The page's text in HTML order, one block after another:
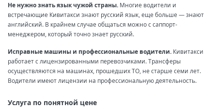
Не нужно знать язык чужой страны. Многие водители и
встречающие Кивитакси знают русский язык, еще больше — знают
английский. В крайнем случае общаться можно с саппорт-
менеджером, который точно знает русский.
Исправные машины и профессиональные водители. Кивитакси
работает с лицензированными перевозчиками. Трансферы
осуществляются на машинах, прошедших ТО, не старше семи лет.
Водители имеют лицензии на профессиональную деятельность.
Услуга по понятной цене